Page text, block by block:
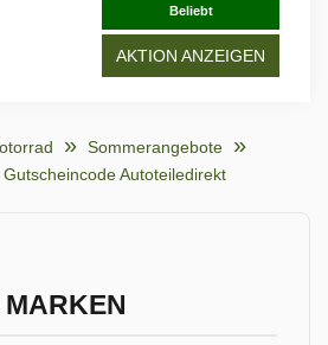
Beliebt
AKTION ANZEIGEN
Sommerangebote
Gutscheincode Autoteiledirekt